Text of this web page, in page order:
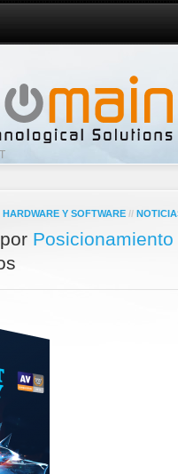
HARDWARE Y SOFTWARE //
Posicionamiento